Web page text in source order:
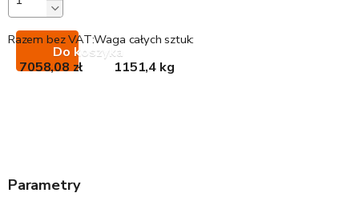
Do koszyka
Waga całych sztuk:
1151,4 kg
Razem bez VAT:
7058,08 zł
Parametry